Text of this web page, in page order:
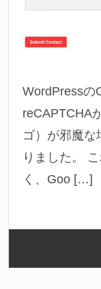
WordPressの
reCAPTCHA
ゴ）が邪魔な
りました。
く、Goo […]